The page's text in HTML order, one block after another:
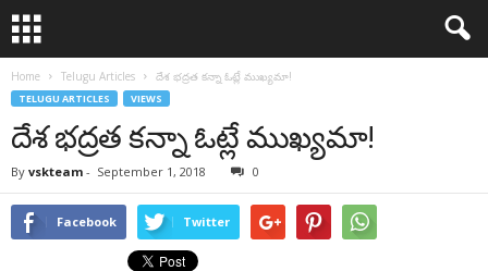
Home Telugu Articles దేశ భద్రత కన్నా ఓట్లే ముఖ్యమా!
TELUGU ARTICLES VIEWS
దేశ భద్రత కన్నా ఓట్లే ముఖ్యమా!
By vskteam - September 1, 2018 0
Facebook Twitter